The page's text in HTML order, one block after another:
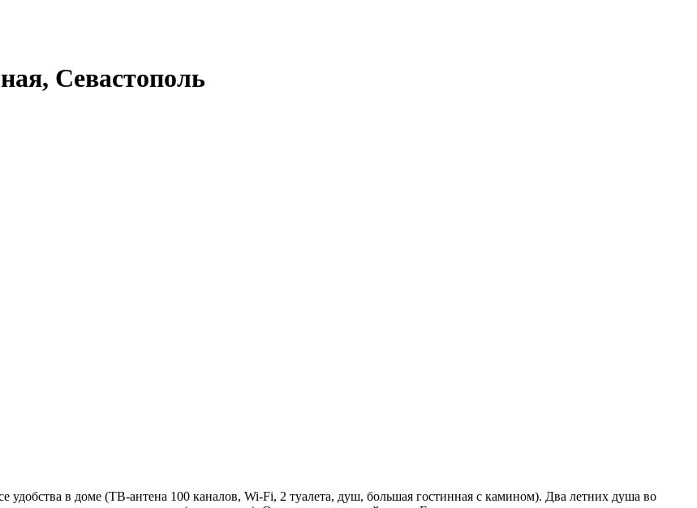
Севастополь
в доме (ТВ-антена 100 каналов, Wi-Fi, 2 туалета, душ, большая гостинная с камином). Два летних душа во